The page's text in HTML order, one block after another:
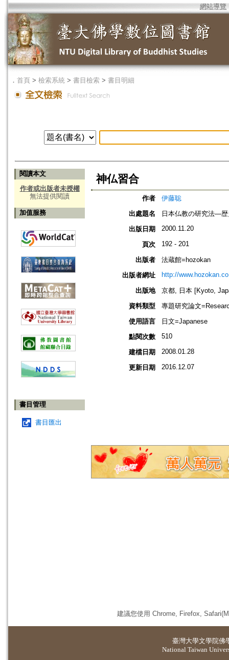
網站導覽
． 首頁 > 檢索系統 > 書目檢索 > 書目明細
閱讀本文
作者或出版者未授權
無法提供閱讀
加值服務
書目管理
書目匯出
神仏習合
作者
伊藤聡
出處題名
日本仏教の研究法―
出版日期
2000.11.20
頁次 192 - 201
出版者
法蔵館=hozokan
出版者網址
http://
出版地
京都, 日本 [Kyoto,
資料類型
專題研究論文
使用語言
日文=Japanese
點閱次數
510
建檔日期 2008.01.28
更新日期 2016.12.07
建議您使用 Chrome, Firefox,
臺灣大學文學院佛
National Taiwan